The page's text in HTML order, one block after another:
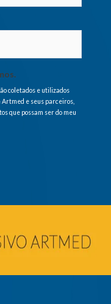
coletados e utilizados
Artmed e seus parceiros,
que possam ser do meu